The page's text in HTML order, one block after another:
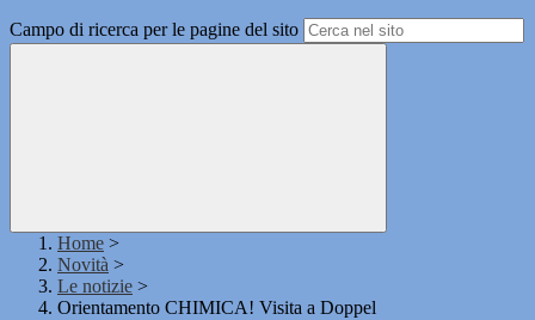
Campo di ricerca per le pagine del sito
Home >
Novità >
Le notizie >
Orientamento CHIMICA! Visita a Doppel